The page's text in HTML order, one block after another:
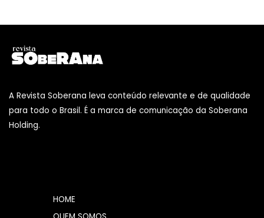
A Revista Soberana leva conteúdo relevante e de qualidade
para todo o Brasil. É a marca de comunicação da Soberana
Holding.
HOME